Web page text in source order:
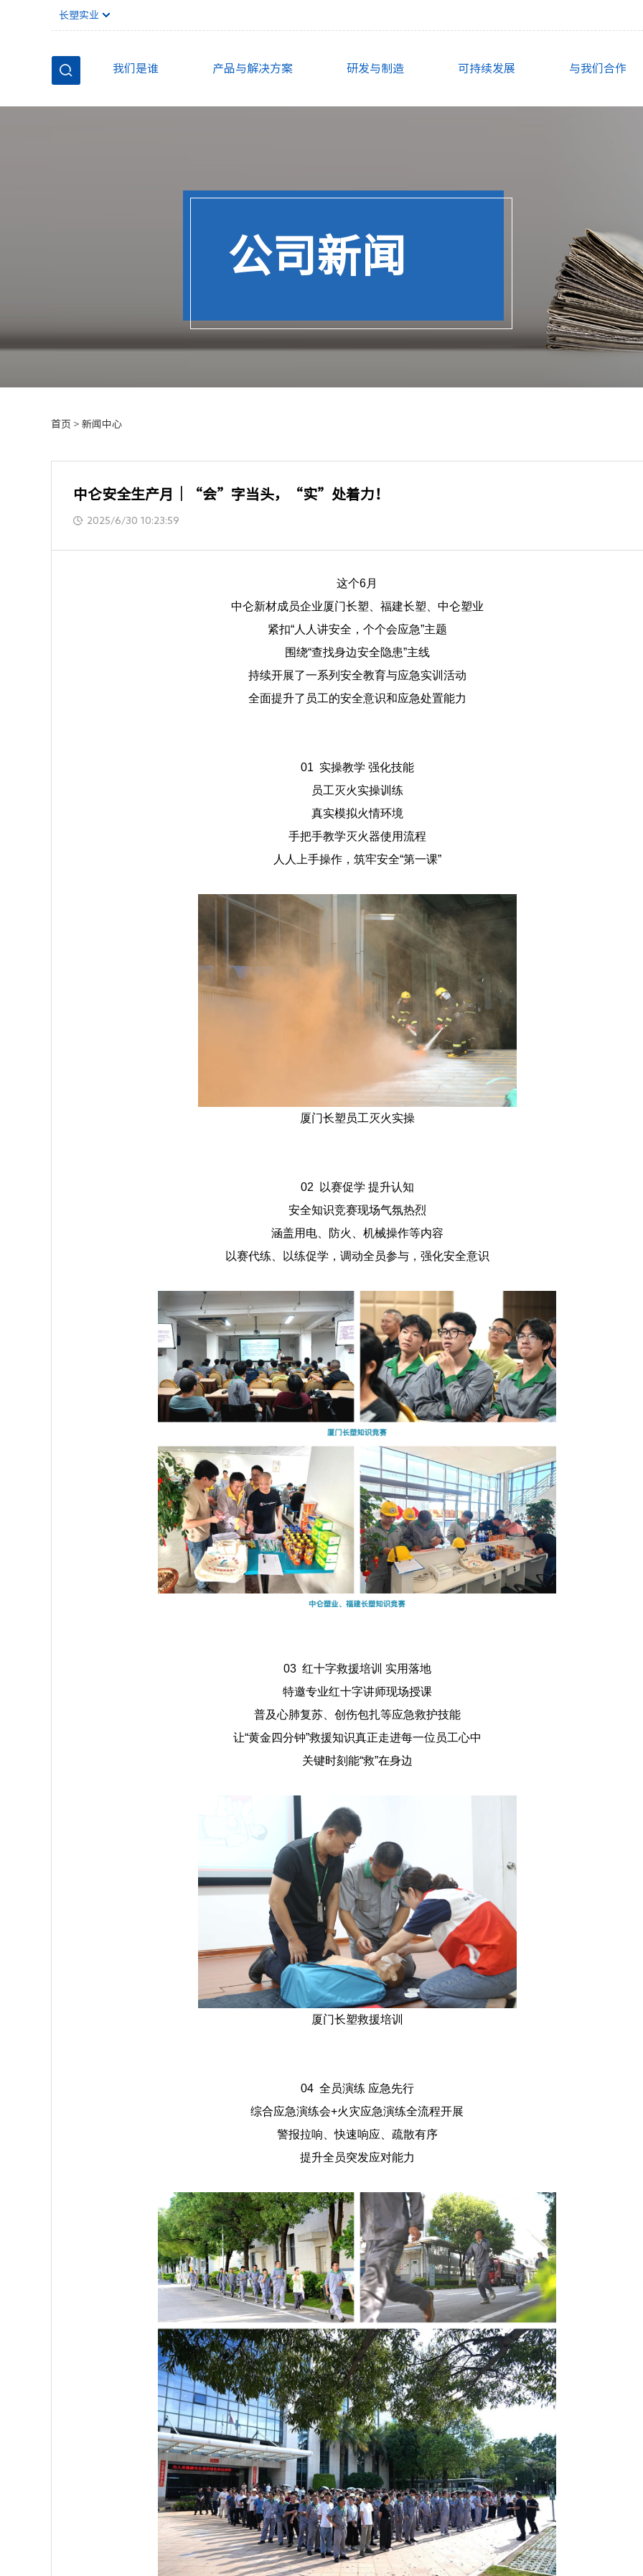
长塑实业
我们是谁 产品与解决方案 研发与制造 可持续发展 与我们合作
公司新闻
首页 > 新闻中心
中仑安全生产月｜“会”字当头，“实”处着力！
2025/6/30 10:23:59
这个6月
中仑新材成员企业厦门长塑、福建长塑、中仑塑业
紧扣“人人讲安全，个个会应急”主题
围绕“查找身边安全隐患”主线
持续开展了一系列安全教育与应急实训活动
全面提升了员工的安全意识和应急处置能力
01 实操教学 强化技能
员工灭火实操训练
真实模拟火情环境
手把手教学灭火器使用流程
人人上手操作，筑牢安全“第一课”
厦门长塑员工灭火实操
02 以赛促学 提升认知
安全知识竞赛现场气氛热烈
涵盖用电、防火、机械操作等内容
以赛代练、以练促学，调动全员参与，强化安全意识
03 红十字救援培训 实用落地
特邀专业红十字讲师现场授课
普及心肺复苏、创伤包扎等应急救护技能
让“黄金四分钟”救援知识真正走进每一位员工心中
关键时刻能“救”在身边
厦门长塑救援培训
04 全员演练 应急先行
综合应急演练会+火灾应急演练全流程开展
警报拉响、快速响应、疏散有序
提升全员突发应对能力